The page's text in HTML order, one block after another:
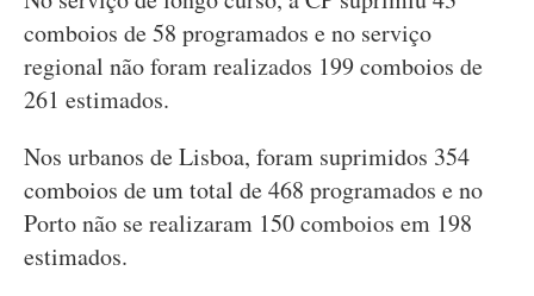
comboios de 58 programados e no serviço
regional não foram realizados 199 comboios de
261 estimados.
Nos urbanos de Lisboa, foram suprimidos 354
comboios de um total de 468 programados e no
Porto não se realizaram 150 comboios em 198
estimados.